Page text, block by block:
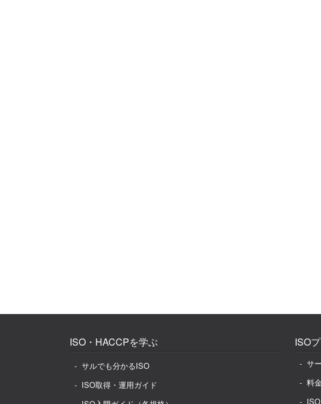
ISO・HACCPを学ぶ
サルでも分かるISO
ISO取得・運用ガイド
ISO
サ
料